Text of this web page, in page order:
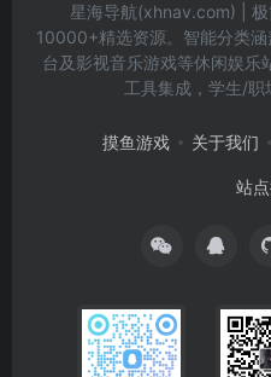
星海导航(xhnav.com) |
10000+精选资源。智能分类
台及影视音乐游戏等休闲娱乐
工具集成，学生/职
摸鱼游戏 关于我们
站